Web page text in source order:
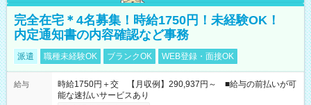
完全在宅＊4名募集！時給1750円！未経験OK！
内定通知書の内容確認など事務
派遣 職種未経験OK ブランクOK WEB登録・面接OK
給与
時給1750円＋交 【月収例】290,937円～ ■給与の前払いが可
能な速払いサービスあり